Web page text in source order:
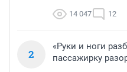
14 047 12
2
«Руки и ноги
пассажирку